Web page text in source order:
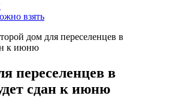
взять
дом для переселенцев в
к июню
переселенцев в
сдан к июню